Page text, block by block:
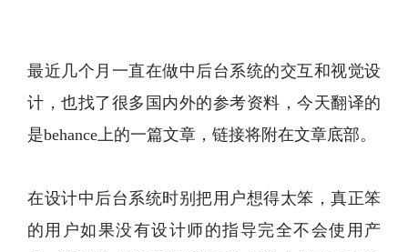
最近几个月一直在做中后台系统的交互和视觉设
计，也找了很多国内外的参考资料，今天翻译的
是behance上的一篇文章，链接将附在文章底部。
在设计中后台系统时别把用户想得太笨，真正笨
的用户如果没有设计师的指导完全不会使用产